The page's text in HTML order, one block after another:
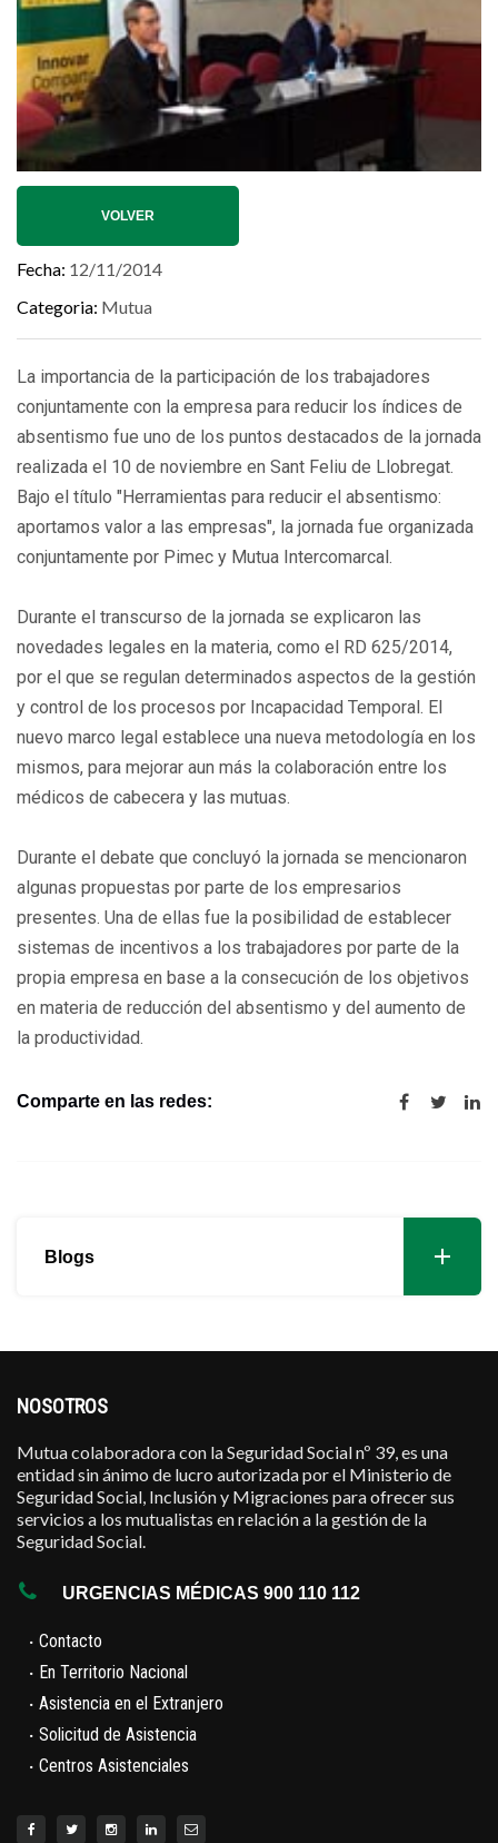
VOLVER
Fecha 12/11/2014
Categoria Mutua
La importancia de la participación de los trabajadores
conjuntamente con la empresa para reducir los índices de
absentismo fue uno de los puntos destacados de la jornada
realizada el 10 de noviembre en Sant Feliu de Llobregat.
Bajo el título "Herramientas para reducir el absentismo:
aportamos valor a las empresas", la jornada fue organizada
conjuntamente por Pimec y Mutua Intercomarcal.
Durante el transcurso de la jornada se explicaron las
novedades legales en la materia, como el RD 625/2014,
por el que se regulan determinados aspectos de la gestión
y control de los procesos por Incapacidad Temporal. El
nuevo marco legal establece una nueva metodología en los
mismos, para mejorar aun más la colaboración entre los
médicos de cabecera y las mutuas.
Durante el debate que concluyó la jornada se mencionaron
algunas propuestas por parte de los empresarios
presentes. Una de ellas fue la posibilidad de establecer
sistemas de incentivos a los trabajadores por parte de la
propia empresa en base a la consecución de los objetivos
en materia de reducción del absentismo y del aumento de
la productividad.
Comparte en las redes:
Blogs
NOSOTROS
Mutua colaboradora con la Seguridad Social nº 39, es una
entidad sin ánimo de lucro autorizada por el Ministerio de
Seguridad Social, Inclusión y Migraciones para ofrecer sus
servicios a los mutualistas en relación a la gestión de la
Seguridad Social.
URGENCIAS MÉDICAS 900 110 112
· Contacto
· En Territorio Nacional
· Asistencia en el Extranjero
· Solicitud de Asistencia
· Centros Asistenciales